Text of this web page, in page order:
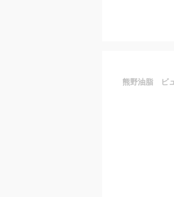
熊野油脂 ビ